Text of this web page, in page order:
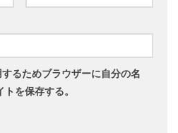
るためブラウザーに自分の名
を保存する。